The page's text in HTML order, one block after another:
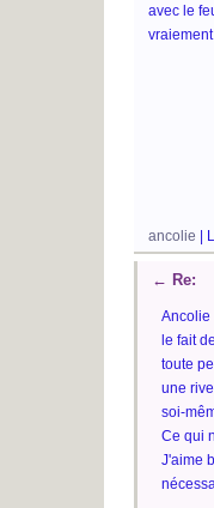
avec le
ancolie |
← Re:
Ancolie
le fait
toute
une
soi-
Ce qui
J'aime